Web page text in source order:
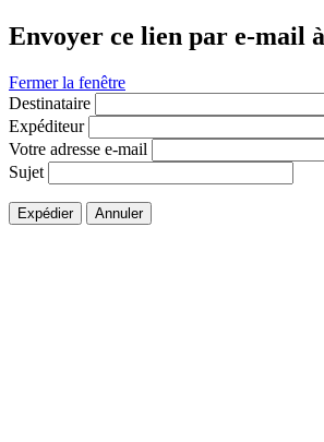
Envoyer ce lien par e-mail
Fermer la fenêtre
Destinataire
Expéditeur
Votre adresse e-mail
Sujet
Expédier Annuler